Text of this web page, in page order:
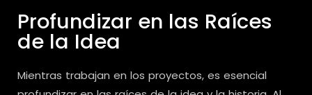
Profundizar en las Raíces
de la Idea
Mientras trabajan en los proyectos, es esencial